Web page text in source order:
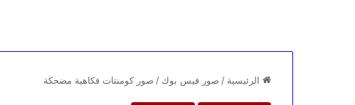
الرئيسية / صور فيس بوك / صور كومنتات فكاهية مضحكة